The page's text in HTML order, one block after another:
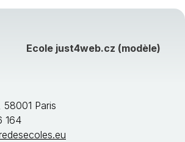
de formation »
Ecole just4web.cz (modèle)
Paris
164